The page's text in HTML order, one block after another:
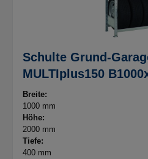
Schulte Grund-
MULTIplus150
Breite:
1000 mm
Höhe:
2000 mm
Tiefe:
400 mm